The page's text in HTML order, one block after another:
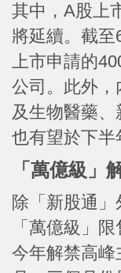
其中，A股上
將延續。截
上市申請的
公司。此外，
及生物醫藥、
也有望於下半
「萬億級」
除「新股通
「萬億級」
今年解禁高峰